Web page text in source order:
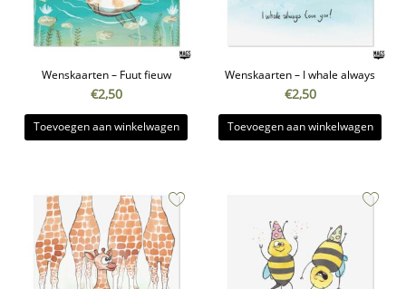
Wenskaarten – Fuut fieuw
€2,50
Toevoegen aan winkelwagen
Wenskaarten – I whale always
€2,50
Toevoegen aan winkelwagen